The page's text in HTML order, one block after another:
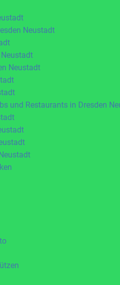
Neustadt
Neustadt
und Restaurants in Dresden